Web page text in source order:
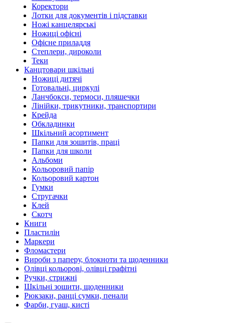
Коректори
Лотки для документів і підставки
Ножі канцелярські
Ножиці офісні
Офісне приладдя
Степлери, дироколи
Теки
Канцтовари шкільні
Ножиці дитячі
Готовальні, циркулі
Ланчбокси, термоси, пляшечки
Лінійки, трикутники, транспортири
Крейда
Обкладинки
Шкільний асортимент
Папки для зошитів, праці
Папки для школи
Альбоми
Кольоровий папір
Кольоровий картон
Гумки
Стругачки
Клей
Скотч
Книги
Пластилін
Маркери
Фломастери
Вироби з паперу, блокноти та щоденники
Олівці кольорові, олівці графітні
Ручки, стрижні
Шкільні зошити, щоденники
Рюкзаки, ранці сумки, пенали
Фарби, гуаш, кисті